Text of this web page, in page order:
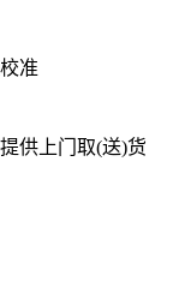
准
供上门取(送)货